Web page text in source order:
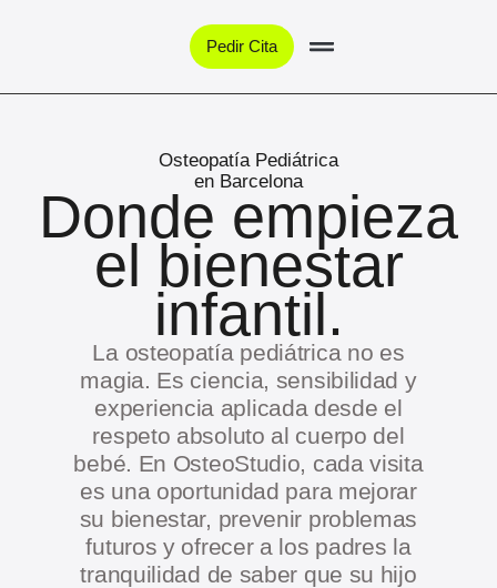
Pedir Cita
Osteopatía Pediátrica
en Barcelona
Donde empieza
el bienestar
infantil.
La osteopatía pediátrica no es
magia. Es ciencia, sensibilidad y
experiencia aplicada desde el
respeto absoluto al cuerpo del
bebé. En OsteoStudio, cada visita
es una oportunidad para mejorar
su bienestar, prevenir problemas
futuros y ofrecer a los padres la
tranquilidad de saber que su hijo